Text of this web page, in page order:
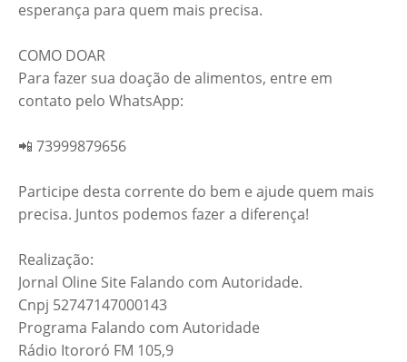
esperança para quem mais precisa.
COMO DOAR
Para fazer sua doação de alimentos, entre em
contato pelo WhatsApp:
📲 73999879656
Participe desta corrente do bem e ajude quem mais
precisa. Juntos podemos fazer a diferença!
Realização:
Jornal Oline Site Falando com Autoridade.
Cnpj 52747147000143
Programa Falando com Autoridade
Rádio Itororó FM 105,9